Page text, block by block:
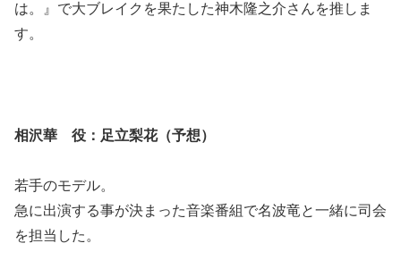
は。』で大ブレイクを果たした神木隆之介さんを推しま
す。
相沢華 役：足立梨花（予想）
若手のモデル。
急に出演する事が決まった音楽番組で名波竜と一緒に司会
を担当した。